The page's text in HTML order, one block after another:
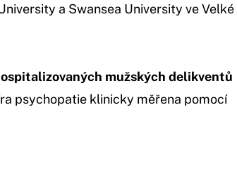
a Swansea University ve Velké
mužských delikventů
psychopatie klinicky měřena pomocí